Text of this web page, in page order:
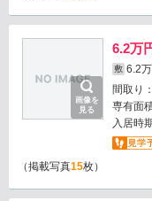
画像を
見る
6.2万
敷 6.2
間取り：
専有面
入居時
（掲載写真15枚）